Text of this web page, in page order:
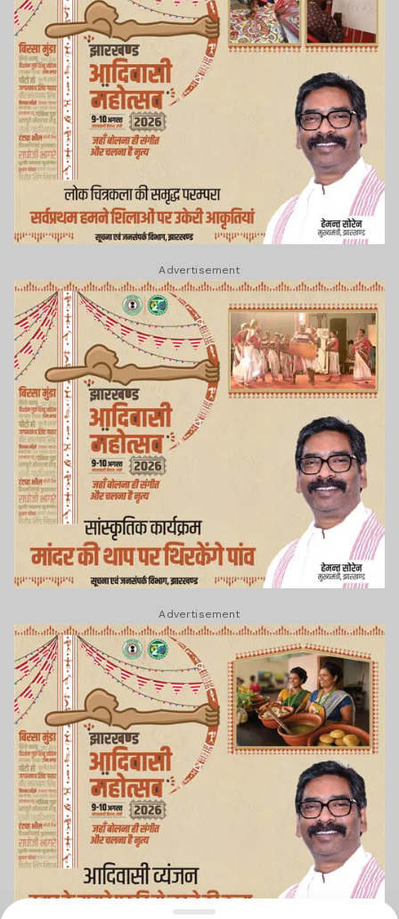
Advertisement
Advertisement